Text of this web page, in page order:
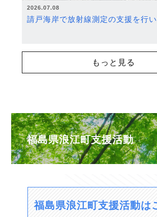
2026.07.08
請戸海岸で放射線測定の支援を行い
もっと見る
福島県浪江町支援活動
福島県浪江町支援活動は